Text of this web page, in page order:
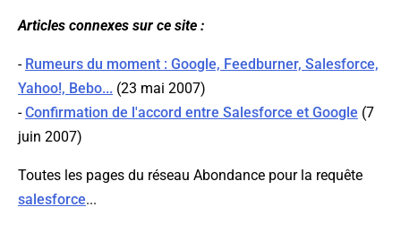
Articles connexes sur ce site :
- Rumeurs du moment : Google, Feedburner, Salesforce,
Yahoo!, Bebo... (23 mai 2007)
-Confirmation de l'accord entre Salesforce et Google (7
juin 2007)
Toutes les pages du réseau Abondance pour la requête
salesforce...